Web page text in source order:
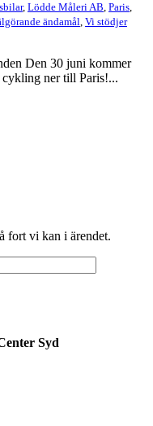
, Lödde Måleri AB, Paris,
ändamål, Vi stödjer
Den 30 juni kommer
cykling ner till Paris!...
fort vi kan i ärendet.
Syd